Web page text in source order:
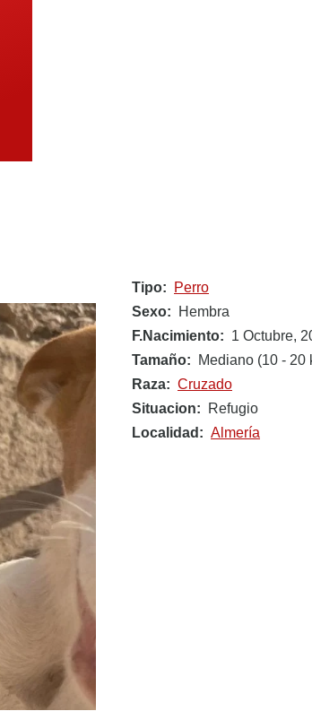
Tipo
Perro
Sexo
Hembra
F.Nacimiento
1 Octubre,
Tamaño
Mediano (10 - 20
Raza
Cruzado
Situacion
Refugio
Localidad
Almería